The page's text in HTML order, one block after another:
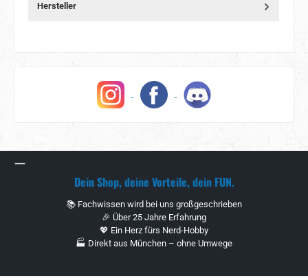
Hersteller
Dein Shop, deine Vorteile, dein FUN.
📚 Fachwissen wird bei uns großgeschrieben
🎉 Über 25 Jahre Erfahrung
💖 Ein Herz fürs Nerd-Hobby
🏭 Direkt aus München – ohne Umwege